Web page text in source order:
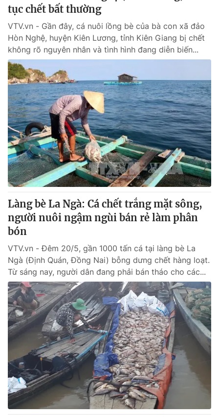
tục chết bất thường
VTV.vn - Gần đây, cá nuôi lồng bè của bà con xã đảo
Hòn Nghệ, huyện Kiên Lương, tỉnh Kiên Giang bị chết
không rõ nguyên nhân và tình hình đang diễn biến...
Làng bè La Ngà: Cá chết trắng mặt sông,
người nuôi ngậm ngùi bán rẻ làm phân
bón
VTV.vn - Đêm 20/5, gần 1000 tấn cá tại làng bè La
Ngà (Định Quán, Đồng Nai) bỗng dưng chết hàng loạt.
Từ sáng nay, người dân đang phải bán tháo cho các...